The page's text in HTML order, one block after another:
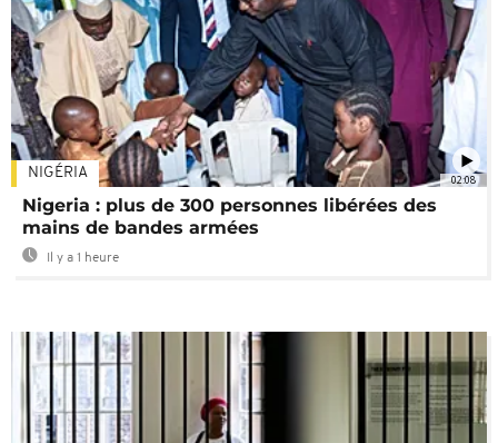
02:08
NIGÉRIA
Nigeria : plus de 300 personnes libérées des
mains de bandes armées
Il y a 1 heure